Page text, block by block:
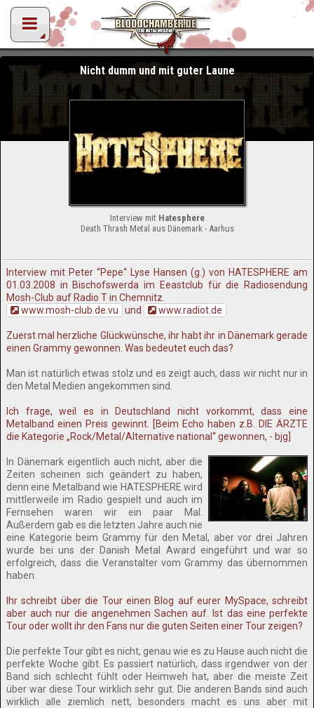
Nicht dumm und mit guter Laune
Interview mit Hatesphere
Death Thrash Metal aus Dänemark - Aarhus
Interview mit Peter “Pepe“ Lyse Hansen (g.) von HATESPHERE am
01.03.2008 in Bischofswerda im Eeastclub für die Radiosendung
Mosh-Club auf Radio T in Chemnitz.
www.mosh-club.de.vu
und www.radiot.de
Zuerst mal herzliche Glückwünsche, ihr habt ihr in Dänemark gerade
einen Grammy gewonnen. Was bedeutet euch das?
Man ist natürlich etwas stolz und es zeigt auch, dass wir nicht nur in
den Metal Medien angekommen sind.
Ich frage, weil es in Deutschland nicht vorkommt, dass eine
Metalband einen Preis gewinnt. [Beim Echo haben z.B. DIE ÄRZTE
die Kategorie „Rock/Metal/Alternative national“ gewonnen, - bjg]
In Dänemark eigentlich auch nicht, aber die
Zeiten scheinen sich geändert zu haben,
denn eine Metalband wie HATESPHERE wird
mittlerweile im Radio gespielt und auch im
Fernsehen waren wir ein paar Mal.
Außerdem gab es die letzten Jahre auch nie
eine Kategorie beim Grammy für den Metal, aber vor drei Jahren
wurde bei uns der Danish Metal Award eingeführt und war so
erfolgreich, dass die Veranstalter vom Grammy das übernommen
haben.
Ihr schreibt über die Tour einen Blog auf eurer MySpace, schreibt
aber auch nur die angenehmen Sachen auf. Ist das eine perfekte
Tour oder wollt ihr den Fans nur die guten Seiten einer Tour zeigen?
Die perfekte Tour gibt es nicht, genau wie es zu Hause auch nicht die
perfekte Woche gibt. Es passiert natürlich, dass irgendwer von der
Band sich schlecht fühlt oder Heimweh hat, aber die meiste Zeit
über war diese Tour wirklich sehr gut. Die anderen Bands sind auch
wirklich alle ziemlich nett, besonders macht es uns aber mit